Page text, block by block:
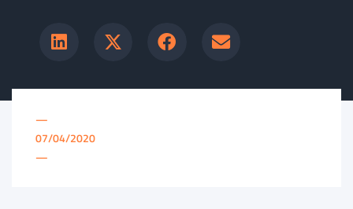
—
07/04/2020
—